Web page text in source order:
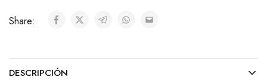
Share:
DESCRIPCIÓN